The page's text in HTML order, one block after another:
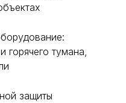
горячего тумана,
защиты